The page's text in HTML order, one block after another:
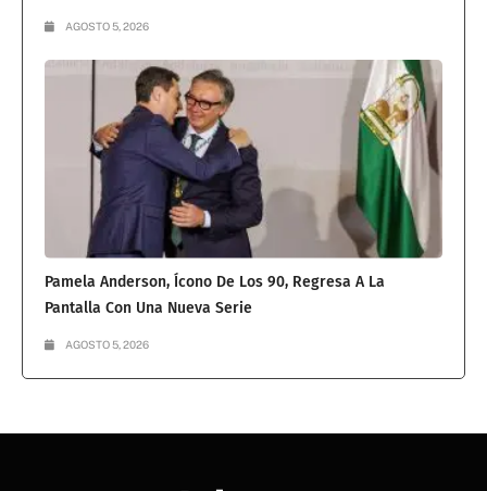
AGOSTO 5, 2026
Pamela Anderson, Ícono De Los 90, Regresa A La
Pantalla Con Una Nueva Serie
AGOSTO 5, 2026